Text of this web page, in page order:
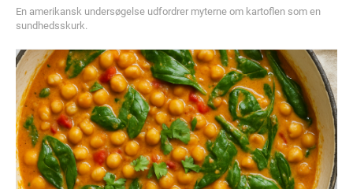
Gratis / forever
Etiam est nibh, lobortis sit
Praesent euismod ac
Ut mollis pellentesque tortor
Nullam eu erat condimentum
Donec quis est ac felis
Orci varius natoque dolor
En amerikansk undersøgelse udfordrer myterne om kartoflen som en
sundhedsskurk.